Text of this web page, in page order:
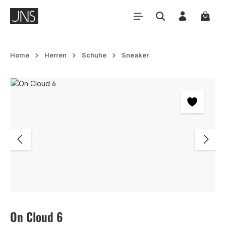
Zum Hauptinhalt springen
Home Herren Schuhe Sneaker
Bildergalerie überspringen
On Cloud 6